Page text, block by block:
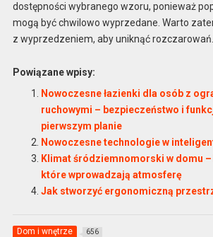
dostępności wybranego wzoru, ponieważ
mogą być chwilowo wyprzedane. Warto
z wyprzedzeniem, aby uniknąć rozczarowań.
Powiązane wpisy:
Nowoczesne łazienki dla osób z
ruchowymi – bezpieczeństwo i
pierwszym planie
Nowoczesne technologie w
Klimat śródziemnomorski w domu
które wprowadzają atmosferę
Jak stworzyć ergonomiczną
Dom i wnętrze 656